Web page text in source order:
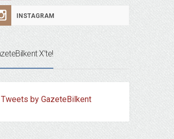
INSTAGRAM
X’te!
Tweets by GazeteBilkent